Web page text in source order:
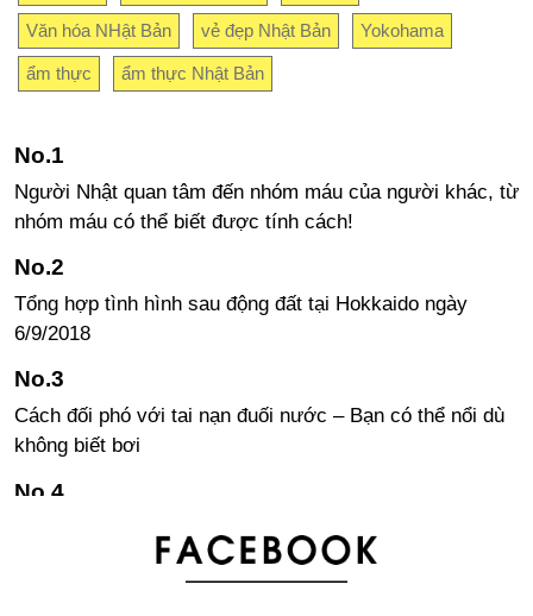
Văn hóa NHật Bản vẻ đẹp Nhật Bản Yokohama
ẩm thực ẩm thực Nhật Bản
Người Nhật quan tâm đến nhóm máu của người khác, từ
nhóm máu có thể biết được tính cách!
Tổng hợp tình hình sau động đất tại Hokkaido ngày
6/9/2018
Cách đối phó với tai nạn đuối nước – Bạn có thể nổi dù
không biết bơi